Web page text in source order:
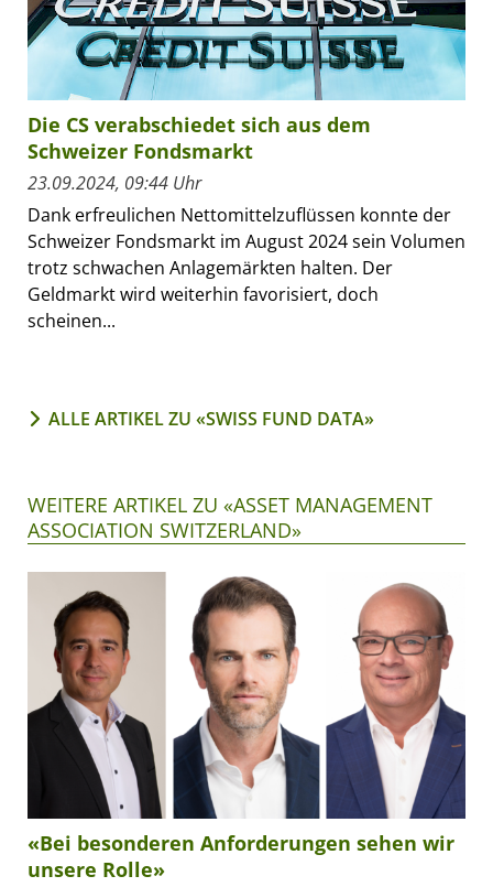
Die CS verabschiedet sich aus dem
Schweizer Fondsmarkt
23.09.2024, 09:44 Uhr
Dank erfreulichen Nettomittelzuflüssen konnte der
Schweizer Fondsmarkt im August 2024 sein Volumen
trotz schwachen Anlagemärkten halten. Der
Geldmarkt wird weiterhin favorisiert, doch
scheinen...
ALLE ARTIKEL ZU «SWISS FUND DATA»
WEITERE ARTIKEL ZU «ASSET MANAGEMENT
ASSOCIATION SWITZERLAND»
«Bei besonderen Anforderungen sehen wir
unsere Rolle»